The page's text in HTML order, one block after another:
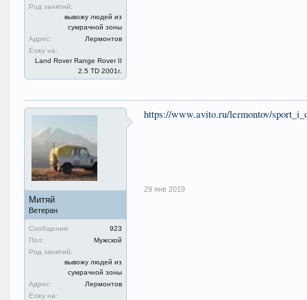
Род занятий:
вывожу людей из
сумрачной зоны
Адрес:
Лермонтов
Езжу на:
Land Rover Range Rover II
2.5 TD 2001г.
Митяй
Ветеран
Сообщения:
923
Пол:
Мужской
Род занятий:
вывожу людей из
сумрачной зоны
Адрес:
Лермонтов
Езжу на:
https://www.avito.ru/lermontov/
29 янв 2019